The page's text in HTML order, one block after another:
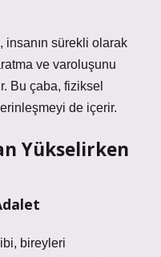
insanın sürekli olarak
ve varoluşunu
Bu çaba, fiziksel
de içerir.
Yükselirken
bireyleri